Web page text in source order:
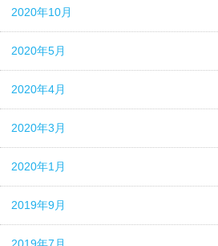
2020年10月
2020年5月
2020年4月
2020年3月
2020年1月
2019年9月
2019年7月